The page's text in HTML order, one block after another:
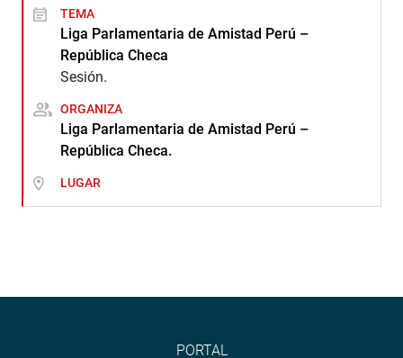
TEMA
Liga Parlamentaria de Amistad Perú –
República Checa
Sesión.
ORGANIZA
Liga Parlamentaria de Amistad Perú –
República Checa.
LUGAR
PORTAL